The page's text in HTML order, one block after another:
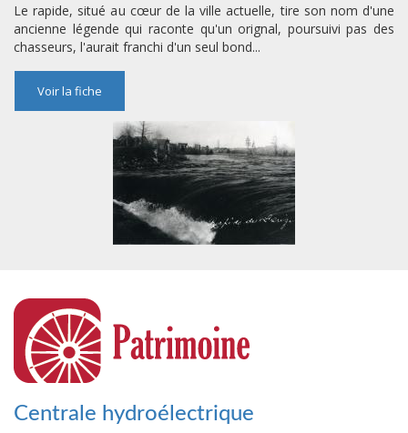
Le rapide, situé au cœur de la ville actuelle, tire son nom d'une
ancienne légende qui raconte qu'un orignal, poursuivi pas des
chasseurs, l'aurait franchi d'un seul bond...
Voir la fiche
Centrale hydroélectrique